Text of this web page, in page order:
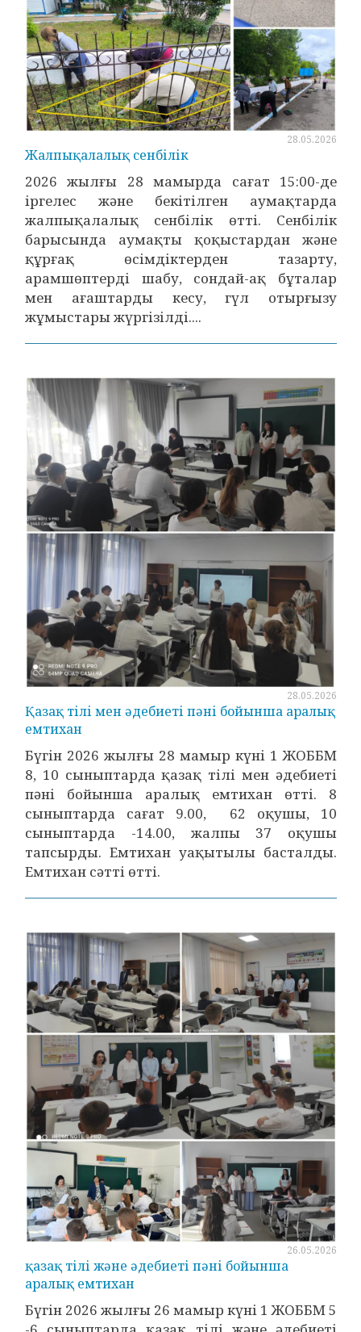
28.05.2026
Жалпықалалық сенбілік
2026 жылғы 28 мамырда сағат 15:00-де
іргелес және бекітілген аумақтарда
жалпықалалық сенбілік өтті. Сенбілік
барысында аумақты қоқыстардан және
құрғақ өсімдіктерден тазарту,
арамшөптерді шабу, сондай-ақ бұталар
мен ағаштарды кесу, гүл отырғызу
жұмыстары жүргізілді....
28.05.2026
Қазақ тілі мен әдебиеті пәні бойынша аралық
емтихан
Бүгін 2026 жылғы 28 мамыр күні 1 ЖОББМ
8, 10 сыныптарда қазақ тілі мен әдебиеті
пәні бойынша аралық емтихан өтті. 8
сыныптарда сағат 9.00, 62 оқушы, 10
сыныптарда -14.00, жалпы 37 оқушы
тапсырды. Емтихан уақытылы басталды.
Емтихан сәтті өтті.
26.05.2026
қазақ тілі және әдебиеті пәні бойынша
аралық емтихан
Бүгін 2026 жылғы 26 мамыр күні 1 ЖОББМ 5